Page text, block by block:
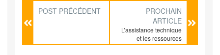
POST PRÉCÉDENT
PROCHAIN
ARTICLE
L’assistance technique
et les ressources
nécessaires sont